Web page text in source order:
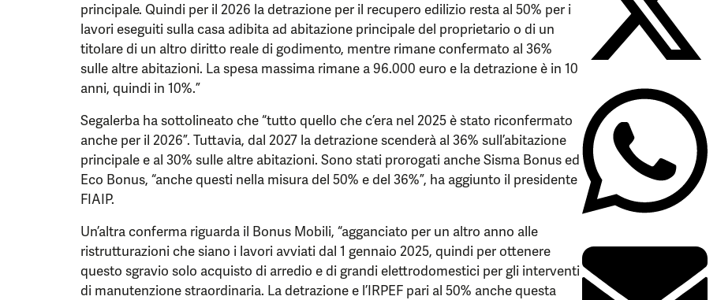
principale. Quindi per il 2026 la detrazione per il recupero edilizio resta al 50% per i
lavori eseguiti sulla casa adibita ad abitazione principale del proprietario o di un
titolare di un altro diritto reale di godimento, mentre rimane confermato al 36%
sulle altre abitazioni. La spesa massima rimane a 96.000 euro e la detrazione è in 10
anni, quindi in 10%.”
Segalerba ha sottolineato che “tutto quello che c’era nel 2025 è stato riconfermato
anche per il 2026”. Tuttavia, dal 2027 la detrazione scenderà al 36% sull’abitazione
principale e al 30% sulle altre abitazioni. Sono stati prorogati anche Sisma Bonus ed
Eco Bonus, “anche questi nella misura del 50% e del 36%”, ha aggiunto il presidente
FIAIP.
Un’altra conferma riguarda il Bonus Mobili, “agganciato per un altro anno alle
ristrutturazioni che siano i lavori avviati dal 1 gennaio 2025, quindi per ottenere
questo sgravio solo acquisto di arredio e di grandi elettrodomestici per gli interventi
di manutenzione straordinaria. La detrazione e l’IRPEF pari al 50% anche questa